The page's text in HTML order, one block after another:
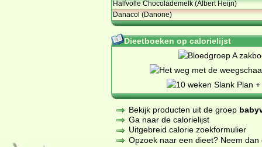
Halfvolle Chocolademelk (Albert Heijn)
Danacol (Danone)
Dieetboeken op calorielijst
Bekijk producten uit de groep
Ga naar de calorielijst
Uitgebreid calorie zoekformulier
Opzoek naar een dieet? Neem